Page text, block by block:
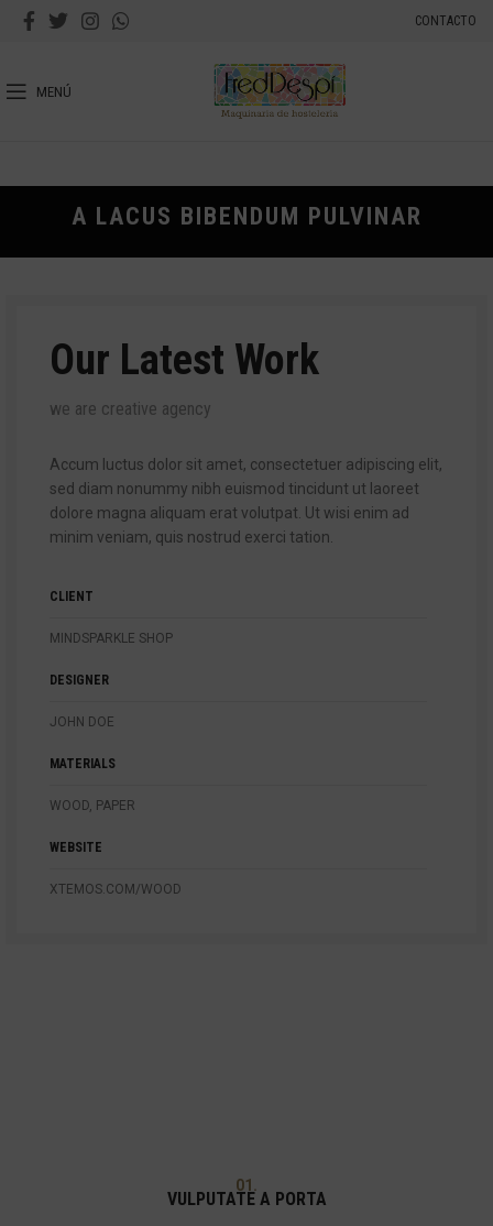
CONTACTO
MENÚ
A LACUS BIBENDUM PULVINAR
Our Latest Work
we are creative agency
Accum luctus dolor sit amet, consectetuer adipiscing elit,
sed diam nonummy nibh euismod tincidunt ut laoreet
dolore magna aliquam erat volutpat. Ut wisi enim ad
minim veniam, quis nostrud exerci tation.
CLIENT
MINDSPARKLE SHOP
DESIGNER
JOHN DOE
MATERIALS
WOOD, PAPER
WEBSITE
XTEMOS.COM/WOOD
01.
VULPUTATE A PORTA